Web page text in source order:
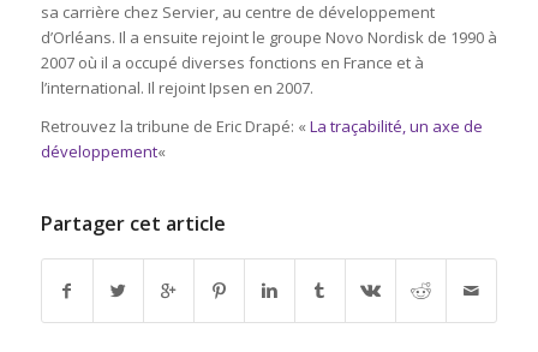
sa carrière chez Servier, au centre de développement
d’Orléans. Il a ensuite rejoint le groupe Novo Nordisk de 1990 à
2007 où il a occupé diverses fonctions en France et à
l’international. Il rejoint Ipsen en 2007.
Retrouvez la tribune de Eric Drapé: «La traçabilité, un axe de
développement«
Partager cet article